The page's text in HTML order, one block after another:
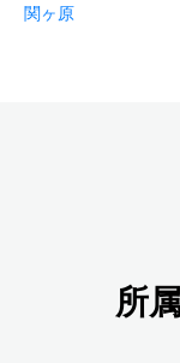
関ヶ原
所